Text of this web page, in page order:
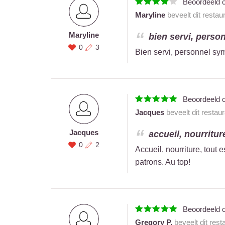
Maryline
0 3
Beoordeeld
Marylinebeveelt dit
bien servi,
Bien servi, personnel
Jacques
0 2
Beoordeeld
Jacquesbeveelt dit
accueil,
Accueil, nourriture, tout
patrons. Au top!
Beoordeeld
Gregory P.beveelt dit